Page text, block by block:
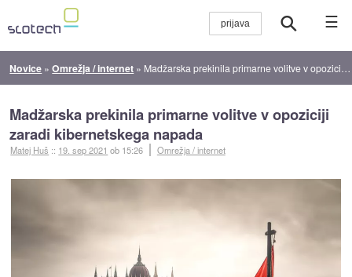
☰
Novice »Omrežja / internet » Madžarska prekinila primarne volitve v opoziciji zaradi kibernetskega napada
Madžarska prekinila primarne volitve v opoziciji
zaradi kibernetskega napada
Matej Huš :: 19. sep 2021 ob 15:26 Omrežja / internet